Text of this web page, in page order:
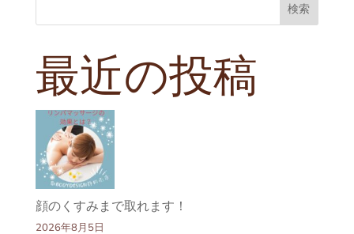
検索
最近の投稿
顔のくすみまで取れます！
2026年8月5日